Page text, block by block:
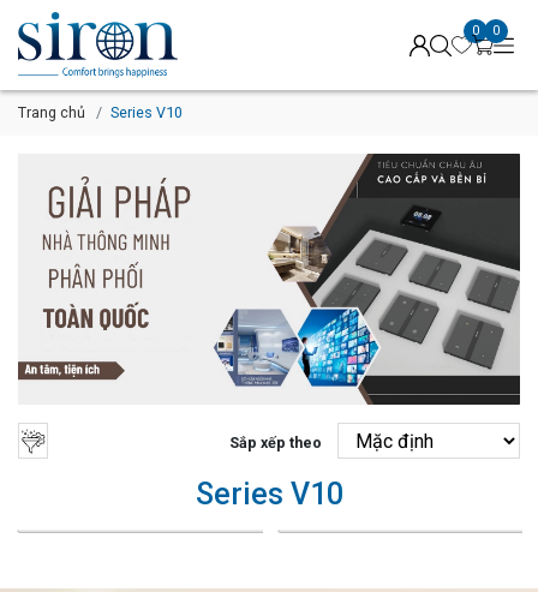
0 0
Trang chủ Series V10
Sắp xếp theo
Series V10